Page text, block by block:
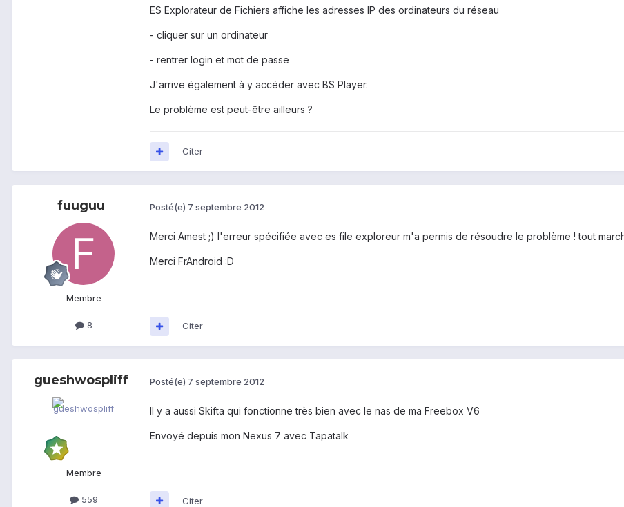
ES Explorateur de Fichiers affiche les adresses IP des ordinateurs du réseau
- cliquer sur un ordinateur
- rentrer login et mot de passe
J'arrive également à y accéder avec BS Player.
Le problème est peut-être ailleurs ?
Citer
fuuguu
Membre
8
Posté(e) 7 septembre 2012
Merci Amest ;) l'erreur spécifiée avec es file exploreur m'a permis de résoudre le problème ! tout
Merci FrAndroid :D
Citer
gueshwospliff
Membre
559
Posté(e) 7 septembre 2012
Il y a aussi Skifta qui fonctionne très bien avec le nas de ma Freebox V6
Envoyé depuis mon Nexus 7 avec Tapatalk
Citer